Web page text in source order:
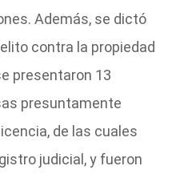
Además, se dictó
contra la propiedad
presentaron 13
presuntamente
de las cuales
judicial, y fueron